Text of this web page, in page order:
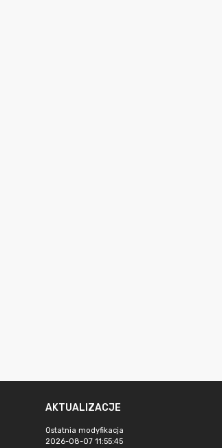
AKTUALIZACJE
Ostatnia modyfikacja
2026-08-07 11:55:45